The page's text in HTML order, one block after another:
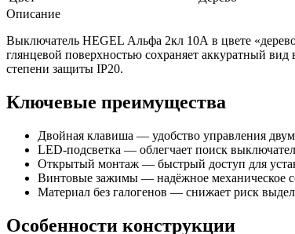
Описание
Выключатель HEGEL Альфа 2кл 10А в цвете
глянцевой поверхностью сохраняет аккуратный
степени защиты IP20.
Ключевые преимущества
Двойная клавиша — удобство управления
LED-подсветка — облегчает поиск
Открытый монтаж — быстрый доступ для
Винтовые зажимы — надёжное механическое
Материал без галогенов — снижает риск
Особенности конструкции